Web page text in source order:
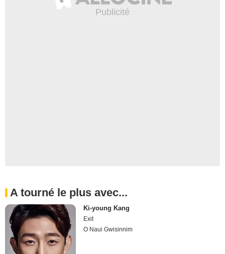
A tourné le plus avec...
Ki-young Kang
Exit
O Naui Gwisinnim